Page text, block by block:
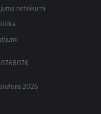
noteikumi
2026